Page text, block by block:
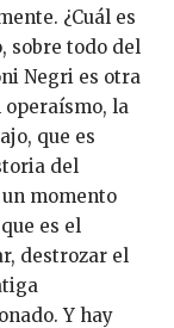
¿Cuál es
sobre todo del
Negri es otra
la
que es
del
momento
es el
destrozar el
Y hay